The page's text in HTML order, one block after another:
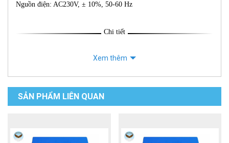
Nguồn điện: AC230V, ± 10%, 50-60 Hz
Chi tiết
Xem thêm
SẢN PHẨM LIÊN QUAN